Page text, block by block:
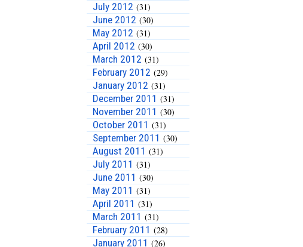
July 2012 (31)
June 2012 (30)
May 2012 (31)
April 2012 (30)
March 2012 (31)
February 2012 (29)
January 2012 (31)
December 2011 (31)
November 2011 (30)
October 2011 (31)
September 2011 (30)
August 2011 (31)
July 2011 (31)
June 2011 (30)
May 2011 (31)
April 2011 (31)
March 2011 (31)
February 2011 (28)
January 2011 (26)